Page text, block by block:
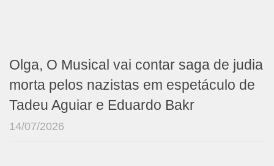
Olga, O Musical vai contar saga de judia
morta pelos nazistas em espetáculo de
Tadeu Aguiar e Eduardo Bakr
14/07/2026